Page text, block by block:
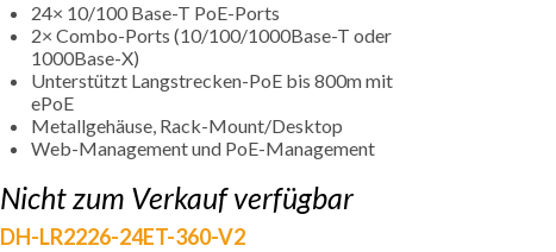
24× 10/100 Base-T PoE-Ports
2× Combo-Ports (10/100/1000Base-T oder
1000Base-X)
Unterstützt Langstrecken-PoE bis 800m mit
ePoE
Metallgehäuse, Rack-Mount/Desktop
Web-Management und PoE-Management
Nicht zum Verkauf verfügbar
DH-LR2226-24ET-360-V2